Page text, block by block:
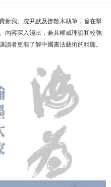
新我、沈尹默及鄧散木執筆，旨在幫
內容深入淺出，兼具權威理論和較強
者更能了解中國書法藝術的精髓。